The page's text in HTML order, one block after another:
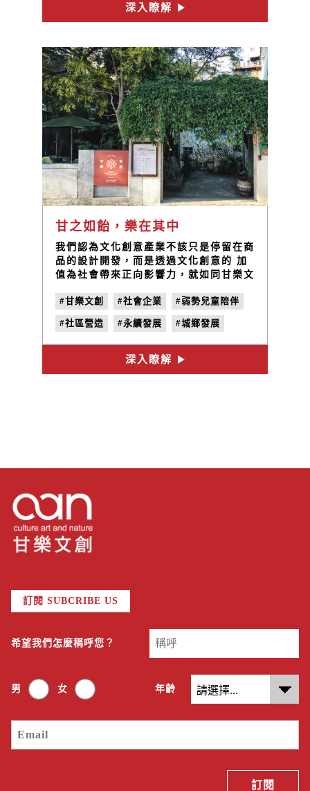
繼續秉持著初衷向前努力！
深入瞭解
甘之如飴，樂在其中
我們認為文化創意產業不該只是停留在商
品的設計開發，而是透過文化創意的 加
值為社會帶來正向影響力，就如同甘樂文
的可能。而您參與甘樂的每一個項目，都
將成回永續循環回饋的動力。
#甘樂文創 #社會企業 #弱勢兒童陪伴
#社區營造 #永續發展 #城鄉發展
深入瞭解
訂閱 SUBCRIBE US
希望我們怎麼稱呼您？
男 女 年齡